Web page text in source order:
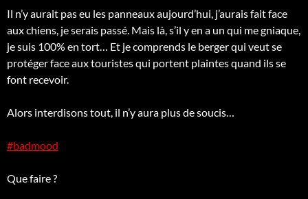
Il n’y aurait pas eu les panneaux aujourd’hui, j’aurais fait face
aux chiens, je serais passé. Mais là, s’il y en a un qui me gniaque,
je suis 100% en tort… Et je comprends le berger qui veut se
protéger face aux touristes qui portent plaintes quand ils se
font recevoir.
Alors interdisons tout, il n’y aura plus de soucis…
#badmood
Que faire ?